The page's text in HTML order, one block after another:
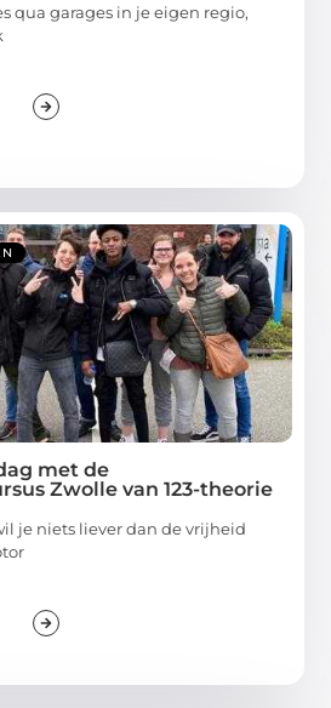
qua garages in je eigen regio,
met de
Zwolle van 123-theorie
je niets liever dan de vrijheid